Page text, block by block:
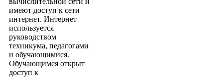
имеют доступ к сети
интернет. Интернет
используется
руководством
техникума, педагогами
и обучающимися.
Обучающимся открыт
доступ к